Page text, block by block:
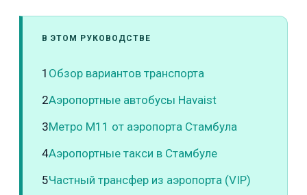
В ЭТОМ РУКОВОДСТВЕ
1 Обзор вариантов транспорта
2Аэропортные автобусы Havaist
3Метро M11 от аэропорта Стамбула
4Аэропортные такси в Стамбуле
5Частный трансфер из аэропорта (VIP)